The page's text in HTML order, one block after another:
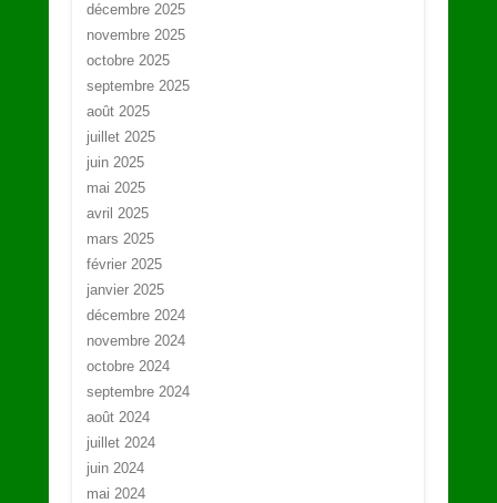
décembre 2025
novembre 2025
octobre 2025
septembre 2025
août 2025
juillet 2025
juin 2025
mai 2025
avril 2025
mars 2025
février 2025
janvier 2025
décembre 2024
novembre 2024
octobre 2024
septembre 2024
août 2024
juillet 2024
juin 2024
mai 2024